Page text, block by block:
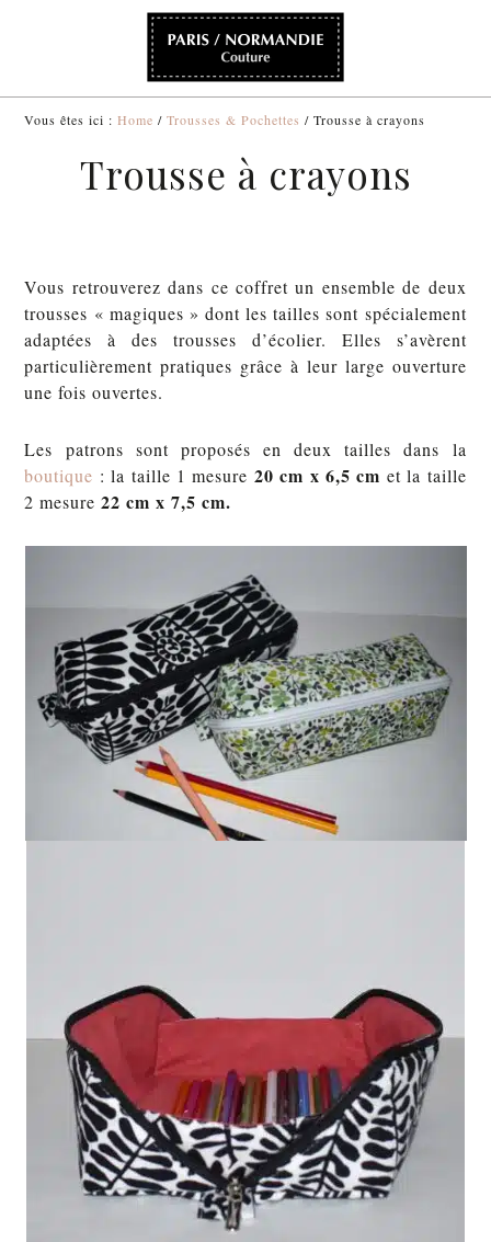
Vous êtes ici :Home /Trousses & Pochettes / Trousse à crayons
Trousse à crayons
Vous retrouverez dans ce coffret un ensemble de deux
trousses « magiques » dont les tailles sont spécialement
adaptées à des trousses d’écolier. Elles s’avèrent
particulièrement pratiques grâce à leur large ouverture
une fois ouvertes.
Les patrons sont proposés en deux tailles dans la
boutique : la taille 1 mesure 20 cm x 6,5 cm et la taille
2 mesure22 cm x 7,5 cm.